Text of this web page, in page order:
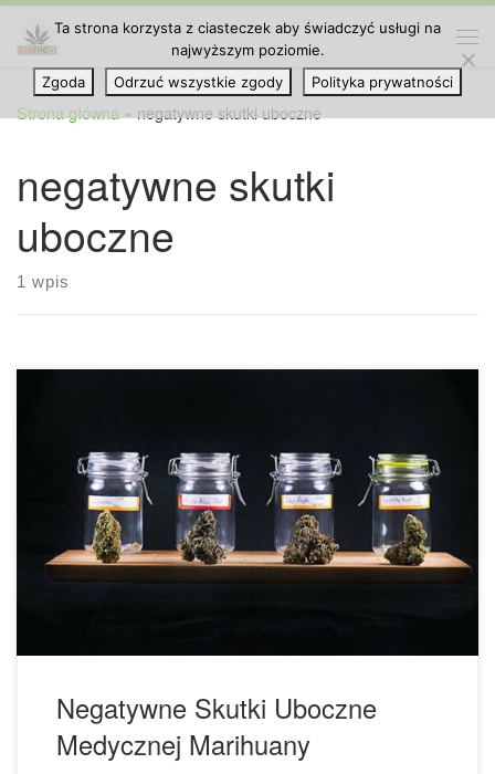
Przejdź do treści
Strona główna » negatywne skutki uboczne
negatywne skutki
uboczne
1 wpis
ubocznych medycznej marihuany. Medyczna marihuana, jak
każdy inny lek, może powodować działania niepożądane.
Skutki uboczne, takie jak brak bólu oraz możliwość
prawidłowego jedzenia i snu, są pozytywne. Istnieją jednak
skutki uboczne, które nie są tak pożądane. Jeśli chcesz się
dowiedzieć więcej, koniecznie czytaj dalej! Skutki uboczne
THC Skutki uboczne THC są zazwyczaj najbardziej […]
Negatywne Skutki Uboczne
Medycznej Marihuany
Ta strona korzysta z ciasteczek aby świadczyć usługi na
najwyższym poziomie.
Zgoda
Odrzuć wszystkie zgody Polityka prywatności